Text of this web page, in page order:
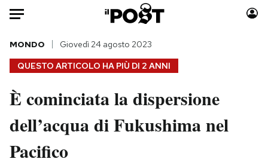
Auto
HOME
Italia
Politica
Tecnologia
Moda
Consumismi
QUESTO ARTICOLO HA PIÙ DI 2 ANNI
MONDO Giovedì 24 agosto 2023
È cominciata la dispersione
dell’acqua di Fukushima nel
Pacifico